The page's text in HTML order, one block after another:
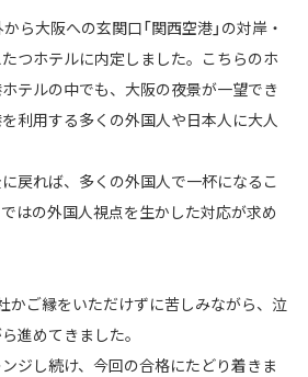
ら大阪への玄関口「関西空港」の対岸・
つホテルに内定しました。 こちらのホ
テルの中でも、大阪の夜景が一望でき
利用する多くの外国人や日本人に大人
戻れば、多くの外国人で一杯になるこ
はの外国人視点を生かした対応が求め
かご縁をいただけずに苦しみながら、泣
進めてきました。
ジし続け、今回の合格にたどり着きま